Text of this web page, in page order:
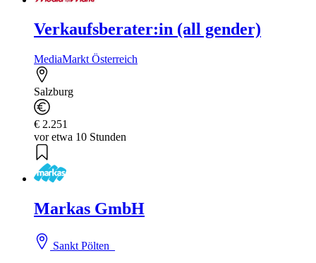
Verkaufsberater:in (all gender)
MediaMarkt Österreich
Salzburg
€ 2.251
vor etwa 10 Stunden
Markas GmbH
Sankt Pölten